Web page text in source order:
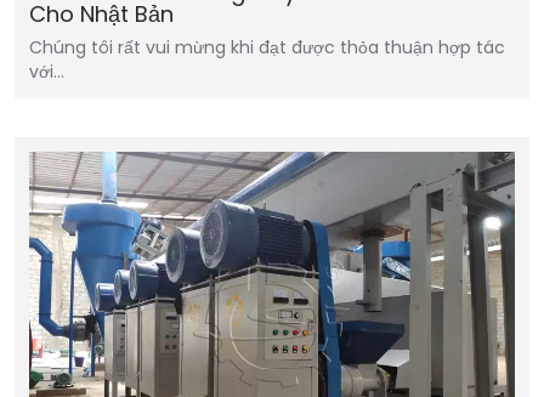
Cho Nhật Bản
Chúng tôi rất vui mừng khi đạt được thỏa thuận hợp tác
với…